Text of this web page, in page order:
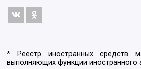
* Реестр иностранных средств
выполняющих функции иностранного